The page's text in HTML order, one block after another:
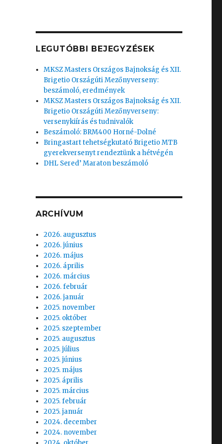
LEGUTÓBBI BEJEGYZÉSEK
MKSZ Masters Országos Bajnokság és XII.
Brigetio Országúti Mezőnyverseny:
beszámoló, eredmények
MKSZ Masters Országos Bajnokság és XII.
Brigetio Országúti Mezőnyverseny:
versenykiírás és tudnivalók
Beszámoló: BRM400 Horné-Dolné
Bringastart tehetségkutató Brigetio MTB
gyerekversenyt rendeztünk a hétvégén
DHL Sered’ Maraton beszámoló
ARCHÍVUM
2026. augusztus
2026. június
2026. május
2026. április
2026. március
2026. február
2026. január
2025. november
2025. október
2025. szeptember
2025. augusztus
2025. július
2025. június
2025. május
2025. április
2025. március
2025. február
2025. január
2024. december
2024. november